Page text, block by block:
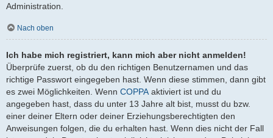
Administration.
Nach oben
Ich habe mich registriert, kann mich aber nicht anmelden!
Überprüfe zuerst, ob du den richtigen Benutzernamen und das
richtige Passwort eingegeben hast. Wenn diese stimmen, dann gibt
es zwei Möglichkeiten. Wenn COPPA aktiviert ist und du
angegeben hast, dass du unter 13 Jahre alt bist, musst du bzw.
einer deiner Eltern oder deiner Erziehungsberechtigten den
Anweisungen folgen, die du erhalten hast. Wenn dies nicht der Fall